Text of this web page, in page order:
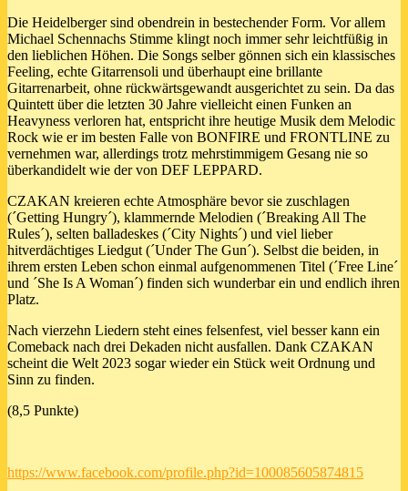
Die Heidelberger sind obendrein in bestechender Form. Vor allem
Michael Schennachs Stimme klingt noch immer sehr leichtfüßig in
den lieblichen Höhen. Die Songs selber gönnen sich ein klassisches
Feeling, echte Gitarrensoli und überhaupt eine brillante
Gitarrenarbeit, ohne rückwärtsgewandt ausgerichtet zu sein. Da das
Quintett über die letzten 30 Jahre vielleicht einen Funken an
Heavyness verloren hat, entspricht ihre heutige Musik dem Melodic
Rock wie er im besten Falle von BONFIRE und FRONTLINE zu
vernehmen war, allerdings trotz mehrstimmigem Gesang nie so
überkandidelt wie der von DEF LEPPARD.
CZAKAN kreieren echte Atmosphäre bevor sie zuschlagen
(´Getting Hungry´), klammernde Melodien (´Breaking All The
Rules´), selten balladeskes (´City Nights´) und viel lieber
hitverdächtiges Liedgut (´Under The Gun´). Selbst die beiden, in
ihrem ersten Leben schon einmal aufgenommenen Titel (´Free Line´
und ´She Is A Woman´) finden sich wunderbar ein und endlich ihren
Platz.
Nach vierzehn Liedern steht eines felsenfest, viel besser kann ein
Comeback nach drei Dekaden nicht ausfallen. Dank CZAKAN
scheint die Welt 2023 sogar wieder ein Stück weit Ordnung und
Sinn zu finden.
(8,5 Punkte)
https://www.facebook.com/profile.php?id=100085605874815